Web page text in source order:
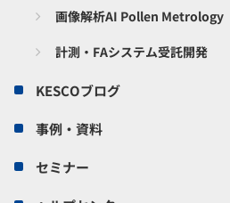
画像解析AI Pollen Metrology
計測・FAシステム受託開発
KESCOブログ
事例・資料
セミナー